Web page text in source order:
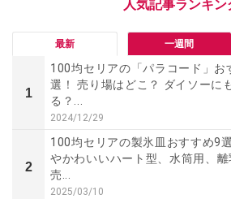
最新 一週間
1
100均セリアの「パラコード」お
選！ 売り場はどこ？ ダイソーに
る？...
2024/12/29
2
100均セリアの製氷皿おすすめ9
やかわいいハート型、水筒用、
売...
2025/03/10